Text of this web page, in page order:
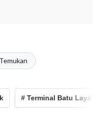
# Terminal Batu Layang